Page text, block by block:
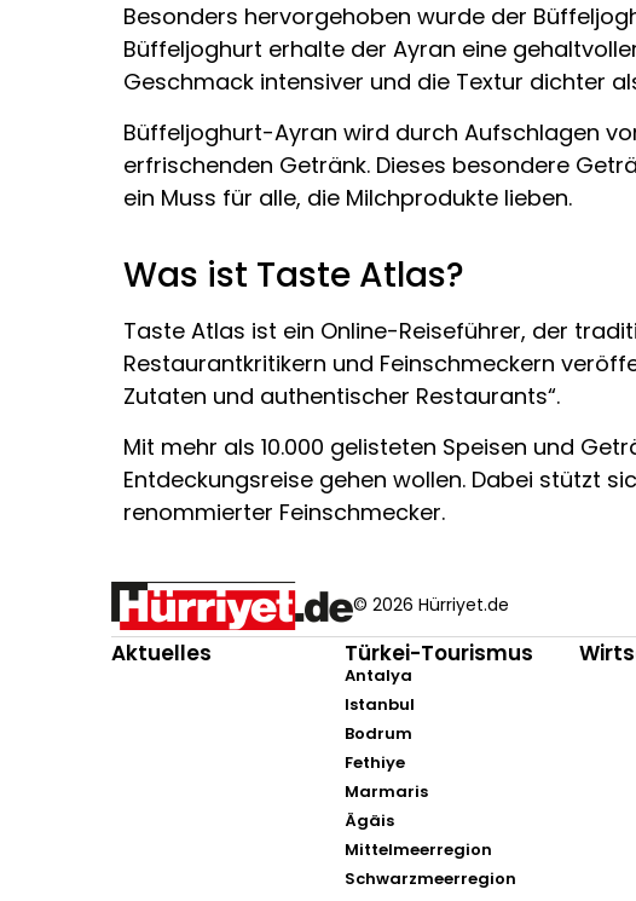
Besonders hervorgehoben wurde der
Büffeljoghurt erhalte der Ayran eine
Geschmack intensiver und die Textur dichter
Büffeljoghurt-Ayran wird durch Aufschlagen
erfrischenden Getränk. Dieses besondere
ein Muss für alle, die Milchprodukte lieben.
Was ist Taste Atlas?
Taste Atlas ist ein Online-Reiseführer, der
Restaurantkritikern und Feinschmeckern
Zutaten und authentischer Restaurants“.
Mit mehr als 10.000 gelisteten Speisen und
Entdeckungsreise gehen wollen. Dabei stützt
renommierter Feinschmecker.
© 2026 Hürriyet.de
Aktuelles Türkei-Tourismus
Antalya
Istanbul
Bodrum
Fethiye
Marmaris
Ägäis
Mittelmeerregion
Schwarzmeerregion